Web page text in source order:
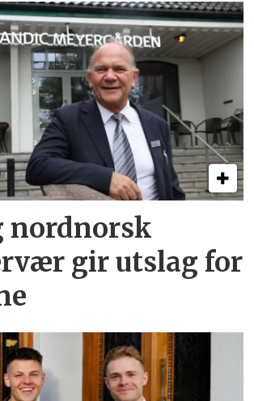
nordnorsk
gir utslag for